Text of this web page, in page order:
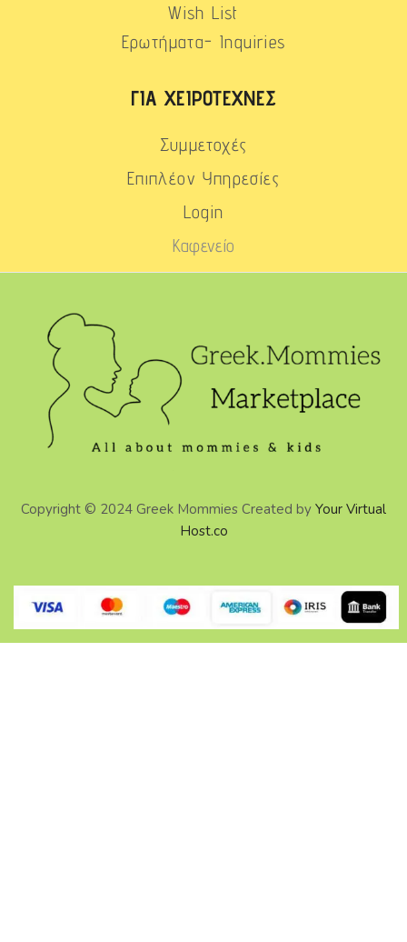
Wish List
Ερωτήματα- Inquiries
ΓΙΑ ΧΕΙΡΟΤΈΧΝΕΣ
Συμμετοχές
Επιπλέον Υπηρεσίες
Login
Καφενείο
Copyright © 2024 Greek Mommies Created by Your Virtual
Host.co